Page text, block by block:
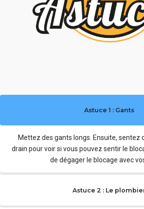
Astuce 1 : Gants
Mettez des gants longs. Ensuite, sentez
drain pour voir si vous pouvez sentir le
de dégager le blocage avec
Astuce 2 : Le